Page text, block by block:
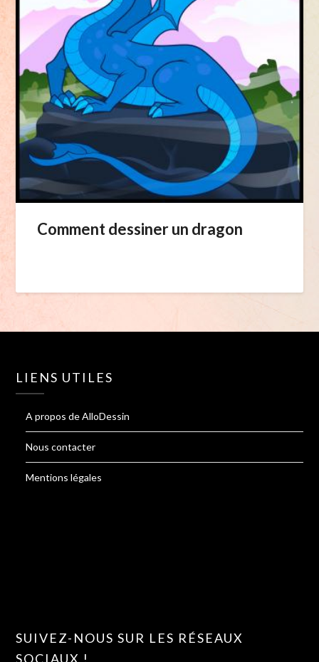
Comment dessiner un dragon
LIENS UTILES
A propos de AlloDessin
Nous contacter
Mentions légales
SUIVEZ-NOUS SUR LES RÉSEAUX
SOCIAUX !